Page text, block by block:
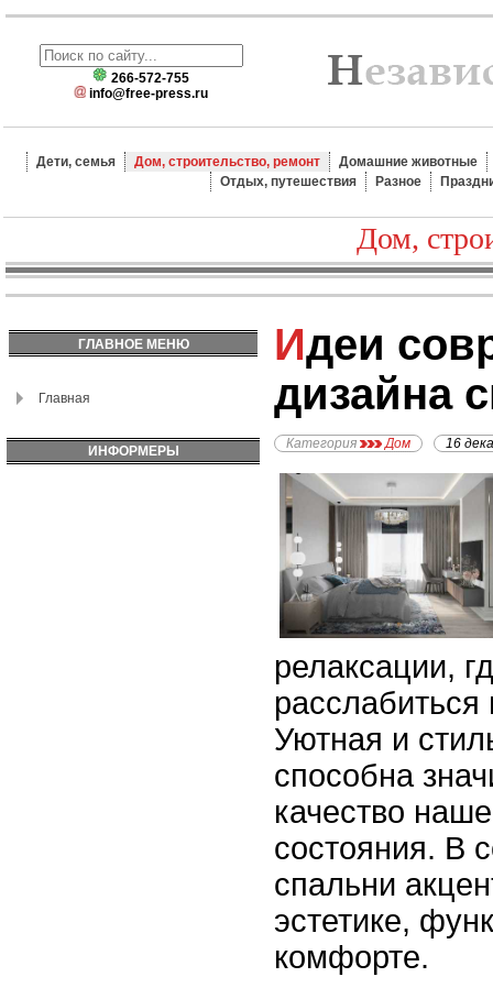
266-572-755
info@free-press.ru
Дети, семья Дом, строительство, ремонт
Домашние животные
Отдых, путешествия
Разное
Дом,
ГЛАВНОЕ МЕНЮ
Главная
ИНФОРМЕРЫ
Идеи современного
дизайна
Категория Дом 16
релаксации,
расслабиться
Уютная и
способна
качество
состояния. В
спальни
эстетике,
комфорте.